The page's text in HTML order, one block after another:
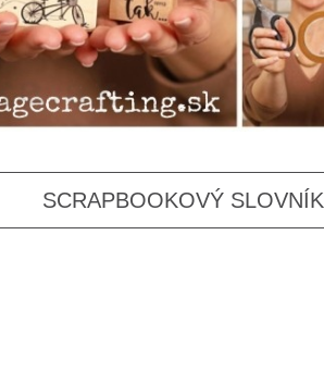
SKIP
SCRAPBOOKOVÝ SLOVNÍK